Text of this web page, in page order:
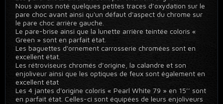
Nous avons noté quelques petites traces d’oxydation sur le
pare choc avant ainsi qu'un défaut d'aspect du chrome sur
le pare choc arrière gauche.
Le pare-brise ainsi que la lunette arrière teintée coloris «
Green » sont en parfait état.
Les baguettes d'ornement carrosserie chromées sont en
excellent état.
Les rétroviseurs chromés d’origine, la calandre et son
enjoliveur ainsi que les optiques de feux sont également en
excellent état
Les 4 jantes d'origine coloris « Pearl White 79 » en 15’’ sont
en parfait état. Celles-ci sont équipées de leurs enjoliveurs